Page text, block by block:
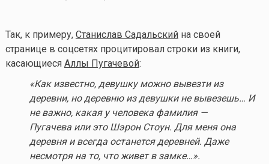
Так, к примеру, Станислав Садальскийна своей
странице в соцсетях процитировал строки из книги,
касающиеся Аллы Пугачевой:
«Как известно, девушку можно вывезти из
деревни, но деревню из девушки не вывезешь… И
не важно, какая у человека фамилия —
Пугачева или это Шэрон Стоун. Для меня она
деревня и всегда останется деревней. Даже
несмотря на то, что живет в замке…».